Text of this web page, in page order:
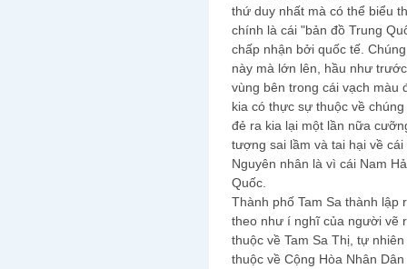
thứ duy nhất mà có thể biểu
chính là cái "bản đồ Trung
chấp nhận bởi quốc tế.
này mà lớn lên, hầu như
vùng bên trong cái vạch màu
kia có thực sự thuộc về
đẻ ra kia lại một lần nữa
tượng sai lầm và tai hại về cái
Nguyên nhân là vì cái Nam
Quốc.
Thành phố Tam Sa thành lập
theo như í nghĩ của người vẽ
thuộc về Tam Sa Thị, tự
thuộc về Cộng Hòa Nhân